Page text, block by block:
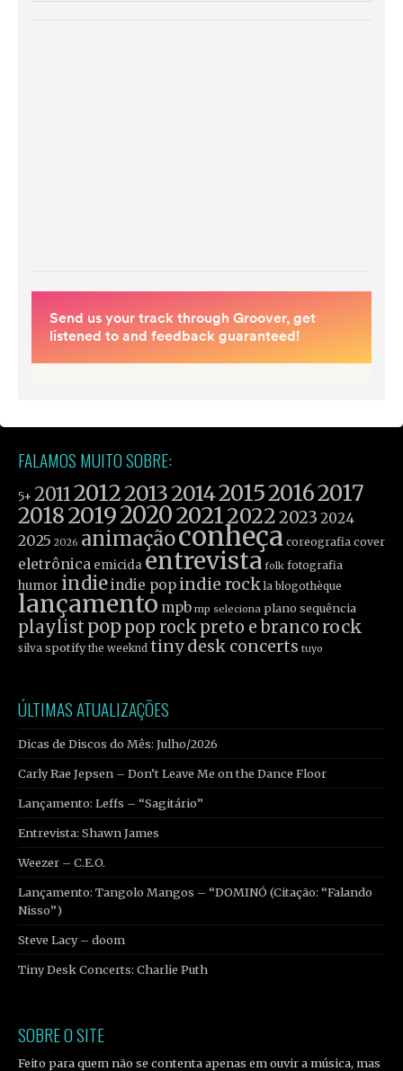
FALAMOS MUITO SOBRE:
5+ 2011201220132014201520162017
201820192020202120222023 2024
2025 2026 animaçãoconheça coreografia cover
eletrônica emicida entrevista folk fotografia
humor indieindie pop indie rock la blogothèque
lançamento mpb mp seleciona plano sequência
playlist poppop rock preto e branco rock
silva spotify the weeknd tiny desk concerts tuyo
ÚLTIMAS ATUALIZAÇÕES
Dicas de Discos do Mês: Julho/2026
Carly Rae Jepsen – Don’t Leave Me on the Dance Floor
Lançamento: Leffs – “Sagitário”
Entrevista: Shawn James
Weezer – C.E.O.
Lançamento: Tangolo Mangos – “DOMINÓ (Citação: “Falando
Nisso”)
Steve Lacy – doom
Tiny Desk Concerts: Charlie Puth
SOBRE O SITE
Feito para quem não se contenta apenas em ouvir a música, mas